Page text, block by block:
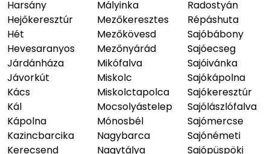
Harsány
Hejőkeresztúr
Hét
Hevesaranyos
Járdánháza
Jávorkút
Kács
Kál
Kápolna
Kazincbarcika
Kerecsend
Mályinka
Mezőkeresztes
Mezőkövesd
Mezőnyárád
Mikófalva
Miskolc
Miskolctapolca
Mocsolyástelep
Mónosbél
Nagybarca
Nagytálya
Radostyán
Répáshuta
Sajóbábony
Sajóecseg
Sajóivánka
Sajókápolna
Sajókeresztúr
Sajólászlófalva
Sajómercse
Sajónémeti
Sajópüspöki